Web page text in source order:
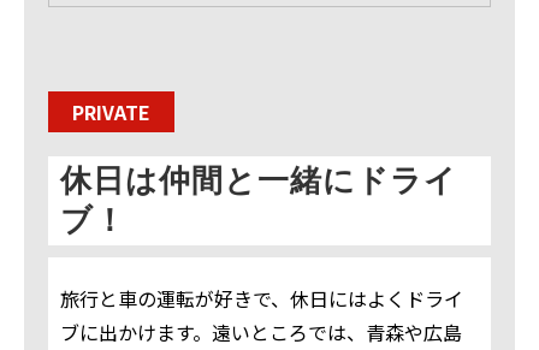
PRIVATE
休日は仲間と一緒にドライ
ブ！
旅行と車の運転が好きで、休日にはよくドライ
ブに出かけます。遠いところでは、青森や広島